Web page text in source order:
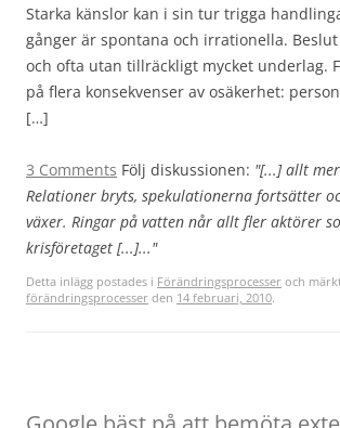
Starka känslor kan i sin tur trigga
gånger är spontana och irrationella.
och ofta utan tillräckligt mycket underlag.
på flera konsekvenser av osäkerhet:
[…]
3 Comments Följ diskussionen: "[...] allt
Relationer bryts, spekulationerna fortsätter
växer. Ringar på vatten når allt fler aktörer
krisföretaget [...]..."
Detta inlägg postades i Förändringsprocesser och
förändringsprocesser den 14 februari, 2010.